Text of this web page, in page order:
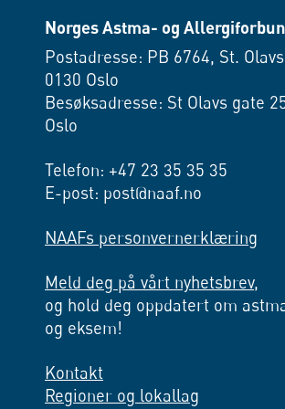
Norges Astma- og
Postadresse: PB 6764, St.
0130 Oslo
Besøksadresse: St Olavs gate
Oslo
Telefon: +47 23 35 35 35
E-post: post@naaf.no
NAAFs personvernerklæring
Meld deg på vårt nyhetsbrev,
og hold deg oppdatert om
og eksem!
Kontakt
Regioner og lokallag